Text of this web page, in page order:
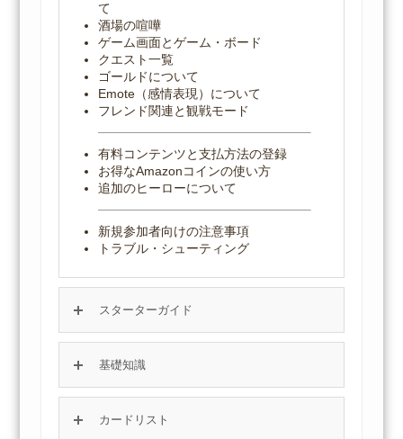
て
酒場の喧嘩
ゲーム画面とゲーム・ボード
クエスト一覧
ゴールドについて
Emote（感情表現）について
フレンド関連と観戦モード
有料コンテンツと支払方法の登録
お得なAmazonコインの使い方
追加のヒーローについて
新規参加者向けの注意事項
トラブル・シューティング
スターターガイド
基礎知識
カードリスト